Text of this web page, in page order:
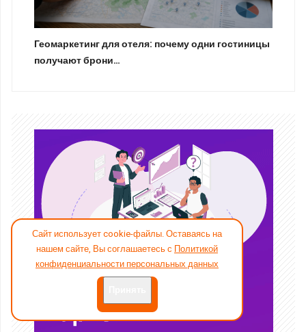
Геомаркетинг для отеля: почему одни гостиницы
получают брони…
Сайт использует cookie-файлы. Оставаясь на
нашем сайте, Вы соглашаетесь с Политикой
конфиденциальности персональных данных